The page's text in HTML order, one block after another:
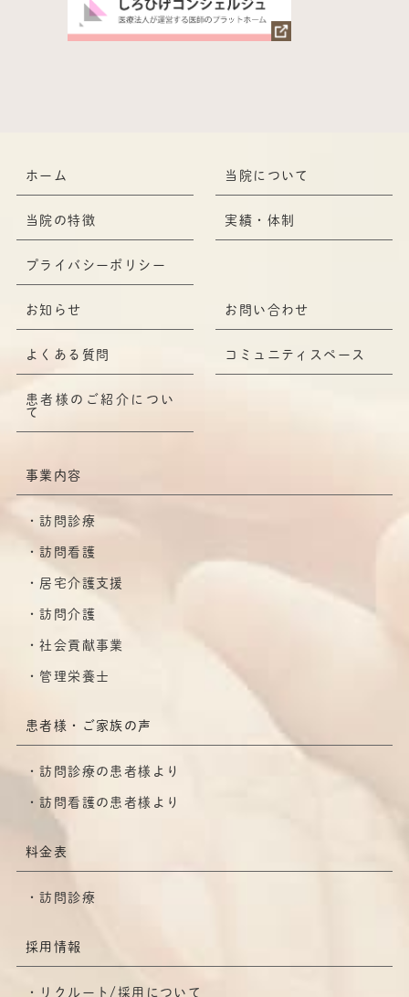
ホーム 当院について
当院の特徴 実績・体制
プライバシーポリシー
お知らせ お問い合わせ
よくある質問 コミュニティスペース
患者様のご紹介につい
て
事業内容
訪問診療
訪問看護
居宅介護支援
訪問介護
社会貢献事業
管理栄養士
患者様・ご家族の声
訪問診療の患者様より
訪問看護の患者様より
料金表
訪問診療
採用情報
リクルート/採用について